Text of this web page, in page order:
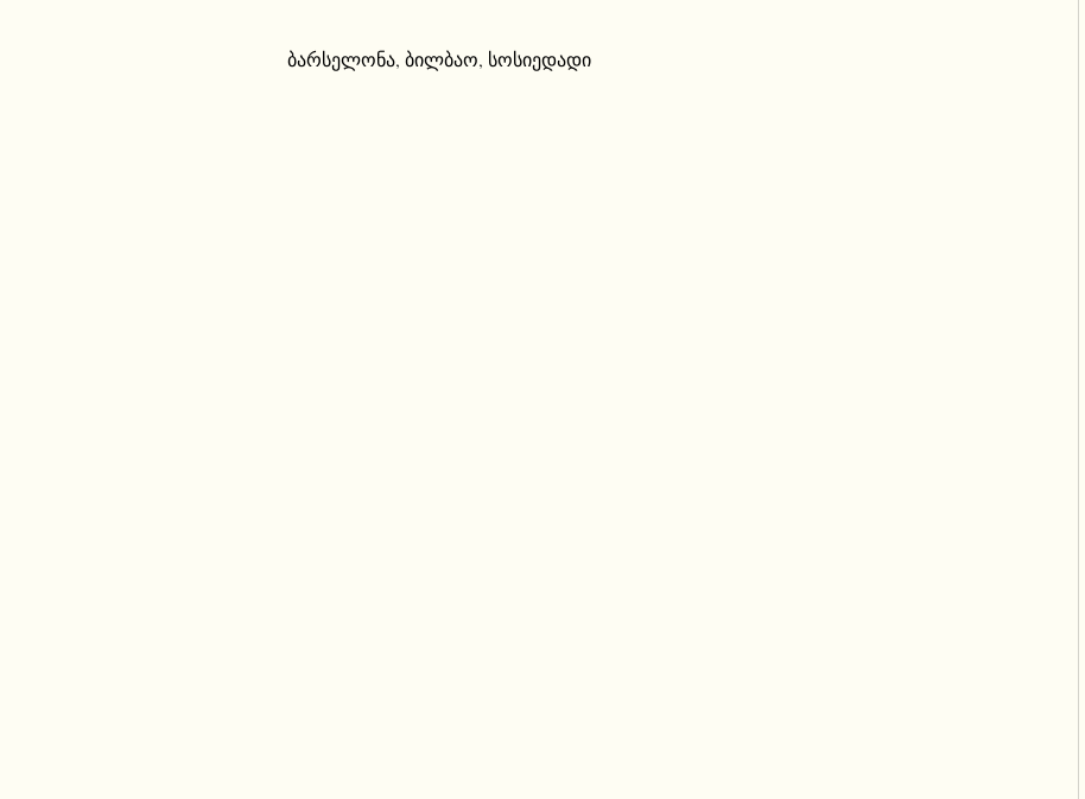
ბარსელონა, ბილბაო, სოსიედადი